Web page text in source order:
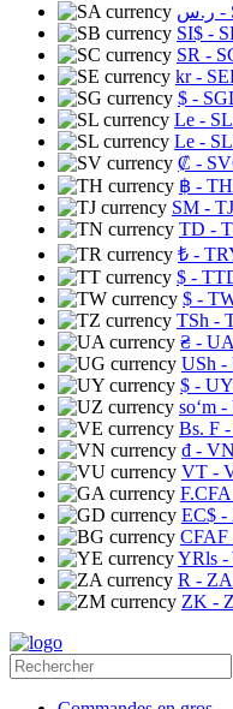
ر.س -
SI$ -
SR -
kr-
$ -
Le -
Le -
₡ -
฿ -
ЅМ -
TD -
₺ -
$ -
$ -
TSh -
₴ -
USh -
$ -
soʻm -
Bs. F
₫ -
VT -
F.CFA
EC$ -
CFAF
YRls -
R -
ZK -